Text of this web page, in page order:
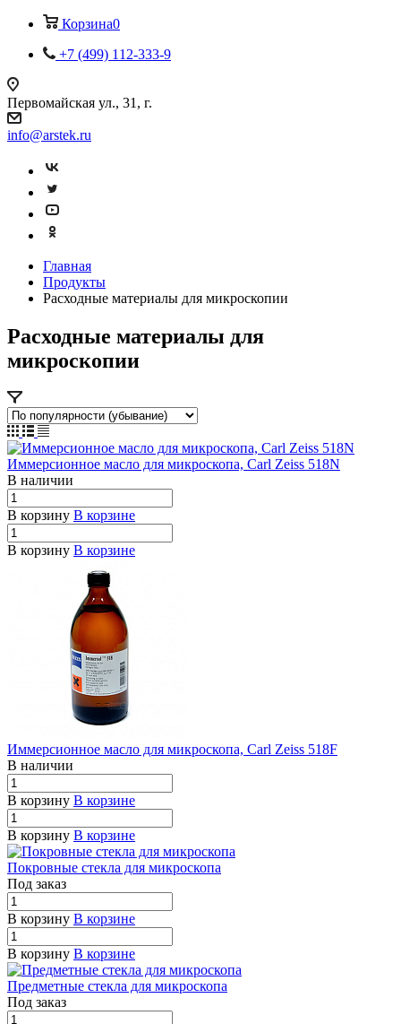
Корзина0
+7 (499) 112-333-9
Первомайская ул., 31, г.
info@arstek.ru
Главная
Продукты
Расходные материалы для микроскопии
Расходные материалы для
микроскопии
Иммерсионное масло для микроскопа, Carl Zeiss 518N
В наличии
В корзину В корзине
В корзину В корзине
Иммерсионное масло для микроскопа, Carl Zeiss 518F
В наличии
В корзину В корзине
В корзину В корзине
Покровные стекла для микроскопа
Под заказ
В корзину В корзине
В корзину В корзине
Предметные стекла для микроскопа
Под заказ